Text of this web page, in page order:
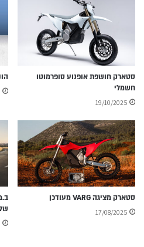
סטארק חושפת אופנוע סופרמוטו
חשמלי
19/10/2025
סטארק מציגה VARG מעודכן
17/08/2025